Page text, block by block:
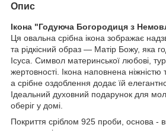
Опис
Ікона "Годуюча Богородиця з
Ця овальна срібна ікона зображає
та рідкісний образ — Матір Божу, яка
Ісуса. Символ материнської любові,
жертовності. Ікона наповнена
а срібне оздоблення додає їй
Ідеальний духовний подарунок для
оберіг у домі.
Покриття сріблом 925 проби, основа -